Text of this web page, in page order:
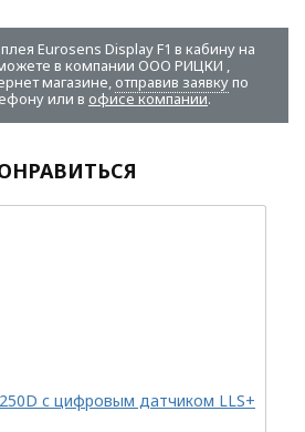
Eurosens Display F1 в кабину на
в компании ООО РИЦКИ ,
магазине, отправив заявкупо
или в офисе компании.
с цифровым датчиком LLS+